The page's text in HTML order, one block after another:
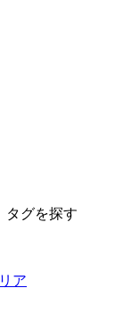
タグを探す
ア